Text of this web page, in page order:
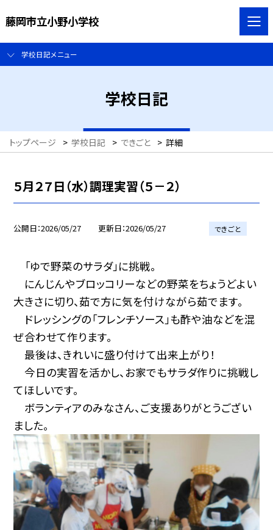
藤岡市立小野小学校
学校日記メニュー
学校日記
トップページ > 学校日記 > できごと > 詳細
５月２７日（水）調理実習（５－２）
公開日 2026/05/27 更新日 2026/05/27 できごと
「ゆで野菜のサラダ」に挑戦。
にんじんやブロッコリーなどの野菜をちょうどよい
大きさに切り、茹で方に気を付けながら茹でます。
ドレッシングの「フレンチソース」も酢や油などを混
ぜ合わせて作ります。
最後は、きれいに盛り付けて出来上がり！
今日の実習を活かし、お家でもサラダ作りに挑戦し
てほしいです。
ボランティアのみなさん、ご支援ありがとうござい
ました。